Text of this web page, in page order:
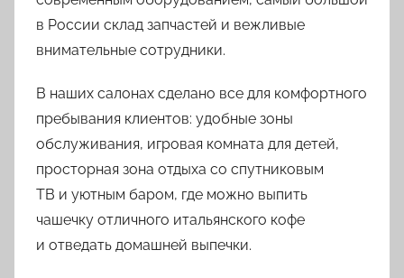
в России склад запчастей и вежливые
внимательные сотрудники.
В наших салонах сделано все для комфортного
пребывания клиентов: удобные зоны
обслуживания, игровая комната для детей,
просторная зона отдыха со спутниковым
ТВ и уютным баром, где можно выпить
чашечку отличного итальянского кофе
и отведать домашней выпечки.